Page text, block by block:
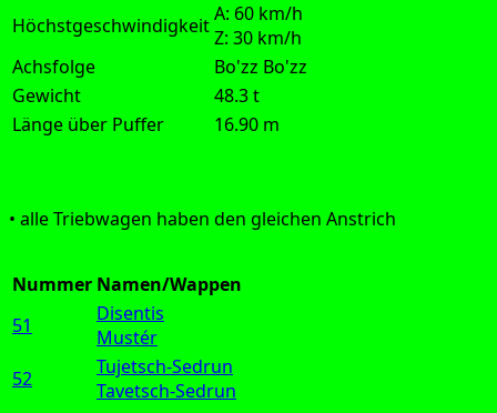
HöchstgeschwindigkeitA: 60 km/h
Z: 30 km/h
Achsfolge
Bo'zz Bo'zz
Gewicht
48.3 t
Länge über Puffer
16.90 m
• alle Trieb­wa­gen haben den glei­chen Anstrich
Nummer Namen/Wappen
51
Disentis
Mustér
52
Tujetsch-Sedrun
Tavetsch-Sedrun